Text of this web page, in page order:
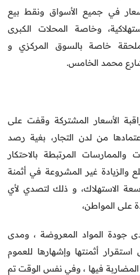
في جميع الأسواق ونقط بيع
وخاصة المحلات الكبرى
خاصة بالسوق المركزي و
محمد الخامس.
الأسعار المشتركة وقفت على
من لدن التجار، بغية رصد
والممارسات المرتبطة بالاحتكار
والزيادة غير المشروعة في أثمنة
الاستهلاك، و ذلك لتصدي لأي
على المواطن،
جودة المواد المعروضة ، ومدى
أثمنتها وإشهارها للعموم
فيها ، وفي نفس الوقت تم